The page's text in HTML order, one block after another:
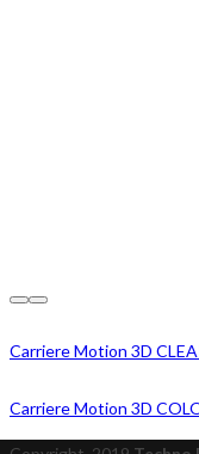
Carriere Motion 3D
Carriere Motion 3D